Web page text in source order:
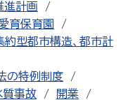
進計画
育保育園
約型都市構造、都市計
の特例制度
質事故
開業